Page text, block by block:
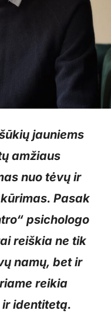
jauniems
amžiaus
nuo tėvų ir
Pasak
psichologo
reiškia ne tik
namų, bet ir
reikia
identitetą.